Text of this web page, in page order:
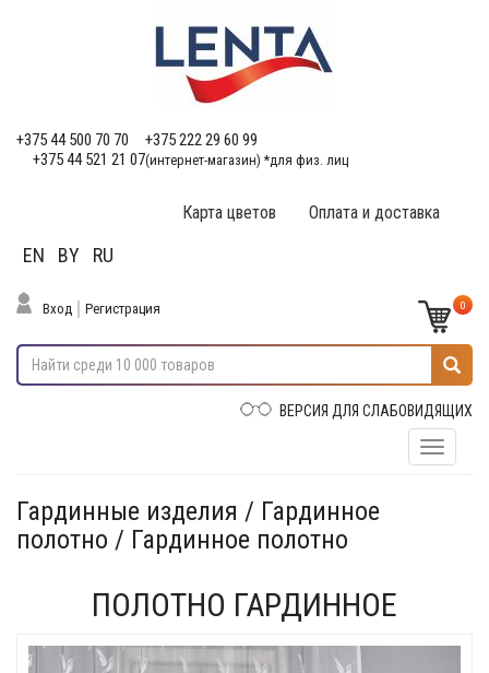
+375 44 500 70 70
+375 222 29 60 99
+375 44 521 21 07(интернет-магазин) *для физ. лиц
Оплата и доставка
Карта цветов
EN BY RU
Вход Регистрация 0
ВЕРСИЯ ДЛЯ СЛАБОВИДЯЩИХ
Гардинные изделия / Гардинное
полотно / Гардинное полотно
ПОЛОТНО ГАРДИННОЕ